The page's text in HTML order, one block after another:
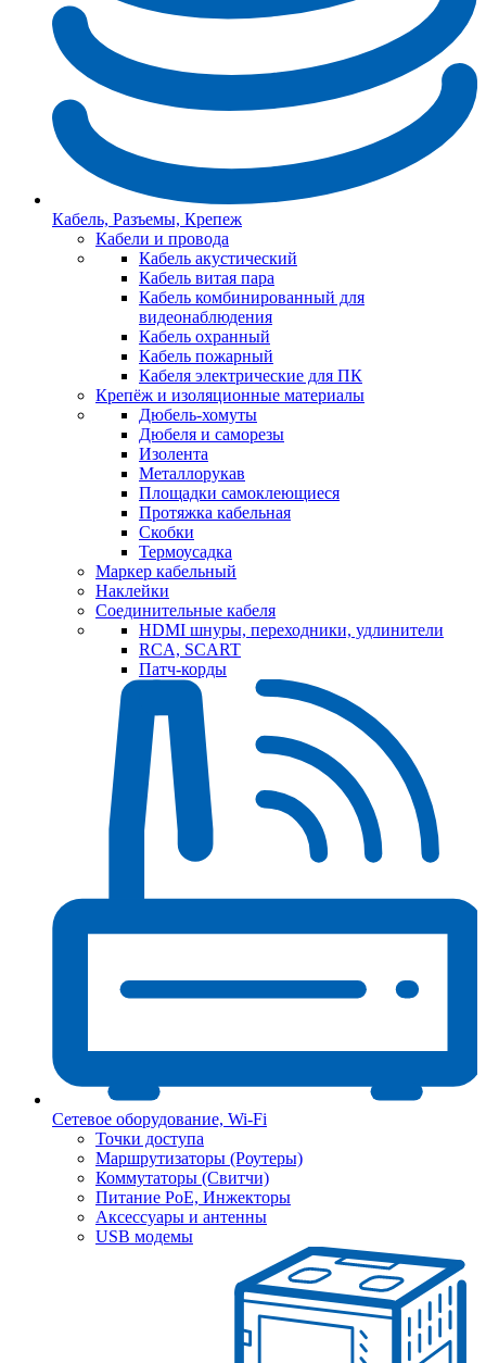
Кабель, Разъемы, Крепеж
Кабели и провода
Кабель акустический
Кабель витая пара
Кабель комбинированный для
видеонаблюдения
Кабель охранный
Кабель пожарный
Кабеля электрические для ПК
Крепёж и изоляционные материалы
Дюбель-хомуты
Дюбеля и саморезы
Изолента
Металлорукав
Площадки самоклеющиеся
Протяжка кабельная
Скобки
Термоусадка
Маркер кабельный
Наклейки
Соединительные кабеля
HDMI шнуры, переходники, удлинители
RCA, SCART
Патч-корды
Сетевое оборудование, Wi-Fi
Точки доступа
Маршрутизаторы (Роутеры)
Коммутаторы (Свитчи)
Питание PoE, Инжекторы
Аксессуары и антенны
USB модемы